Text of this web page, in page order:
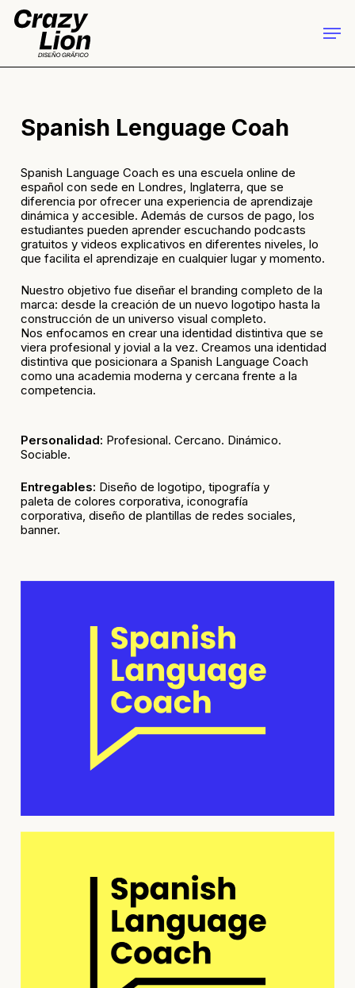
Skip
content
Spanish Lenguage Coah
Spanish Language Coach es una escuela online de
español con sede en Londres, Inglaterra, que se
diferencia por ofrecer una experiencia de aprendizaje
dinámica y accesible. Además de cursos de pago, los
estudiantes pueden aprender escuchando podcasts
gratuitos y videos explicativos en diferentes niveles, lo
que facilita el aprendizaje en cualquier lugar y momento.
Nuestro objetivo fue diseñar el branding completo de la
marca: desde la creación de un nuevo logotipo hasta la
construcción de un universo visual completo.
Nos enfocamos en crear una identidad distintiva que se
viera profesional y jovial a la vez. Creamos una identidad
distintiva que posicionara a Spanish Language Coach
como una academia moderna y cercana frente a la
competencia.
Personalidad: Profesional. Cercano. Dinámico.
Sociable.
Entregables: Diseño de logotipo, tipografía y
paleta de colores corporativa, iconografía
corporativa, diseño de plantillas de redes sociales,
banner.